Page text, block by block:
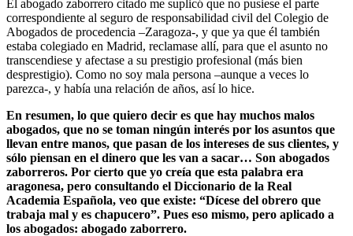
El abogado zaborrero citado me suplicó que no pusiese el parte
correspondiente al seguro de responsabilidad civil del Colegio de
Abogados de procedencia –Zaragoza-, y que ya que él también
estaba colegiado en Madrid, reclamase allí, para que el asunto no
transcendiese y afectase a su prestigio profesional (más bien
desprestigio). Como no soy mala persona –aunque a veces lo
parezca-, y había una relación de años, así lo hice.
En resumen, lo que quiero decir es que hay muchos malos
abogados, que no se toman ningún interés por los asuntos que
llevan entre manos, que pasan de los intereses de sus clientes, y
sólo piensan en el dinero que les van a sacar… Son abogados
zaborreros. Por cierto que yo creía que esta palabra era
aragonesa, pero consultando el Diccionario de la Real
Academia Española, veo que existe: “Dícese del obrero que
trabaja mal y es chapucero”. Pues eso mismo, pero aplicado a
los abogados: abogado zaborrero.